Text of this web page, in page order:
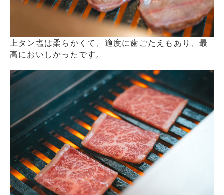
上タン塩は柔らかくて、適度に歯ごたえもあり、最
高においしかったです。